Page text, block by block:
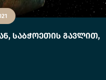
საბჭოეთის გავლით,